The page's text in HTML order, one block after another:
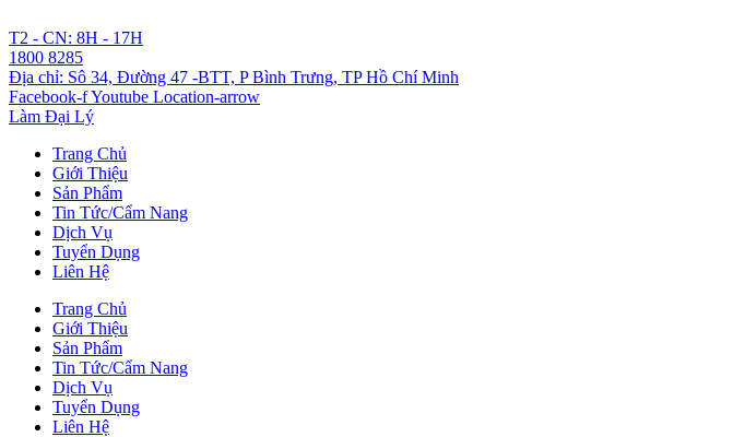
đến
nội
dung
T2 - CN: 8H - 17H
1800 8285
Địa chỉ: Sô 34, Đường 47 -BTT, P Bình Trưng, TP Hồ Chí Minh
Facebook-fYoutube Location-arrow
Làm Đại Lý
Trang Chủ
Giới Thiệu
Sản Phẩm
Tin Tức/Cẩm Nang
Dịch Vụ
Tuyển Dụng
Liên Hệ
Trang Chủ
Giới Thiệu
Sản Phẩm
Tin Tức/Cẩm Nang
Dịch Vụ
Tuyển Dụng
Liên Hệ